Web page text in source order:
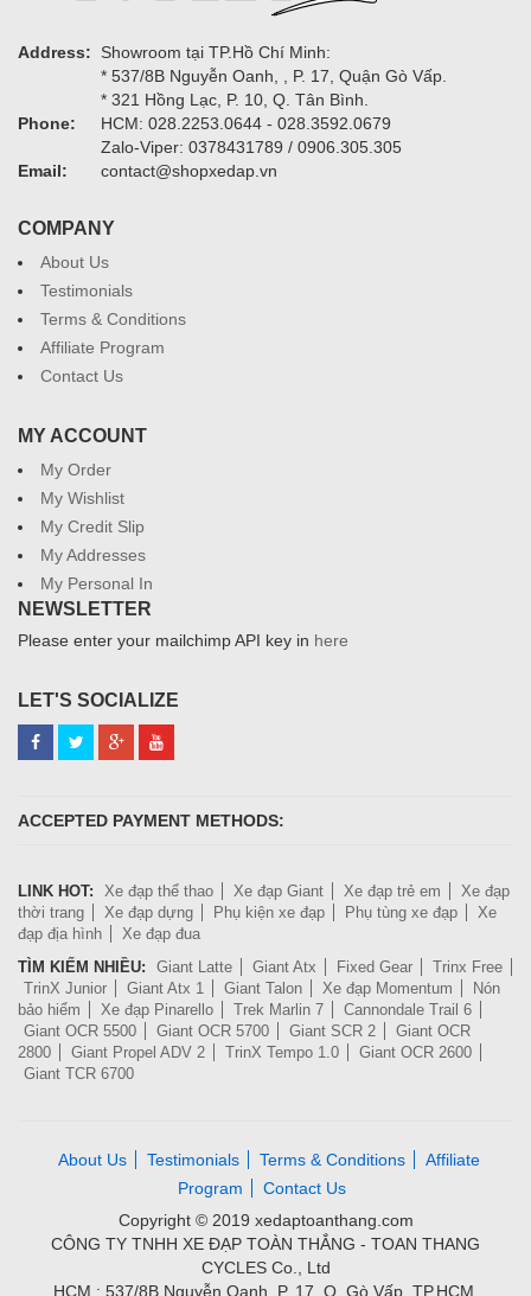
Address:
Showroom tại TP.Hồ Chí Minh:
* 537/8B Nguyễn Oanh, , P. 17, Quận Gò Vấp.
* 321 Hồng Lạc, P. 10, Q. Tân Bình.
Phone:
HCM: 028.2253.0644 - 028.3592.0679
Zalo-Viper: 0378431789 / 0906.305.305
Email:
contact@shopxedap.vn
COMPANY
About Us
Testimonials
Terms & Conditions
Affiliate Program
Contact Us
MY ACCOUNT
My Order
My Wishlist
My Credit Slip
My Addresses
My Personal In
NEWSLETTER
Please enter your mailchimp API key in here
LET'S SOCIALIZE
ACCEPTED PAYMENT METHODS:
LINK HOT: Xe đạp thể thao Xe đạp Giant Xe đạp trẻ em
Xe đạp
thời trang
Xe đạp dựng Phụ kiện xe đạp Phụ tùng xe đạp
Xe
đạp địa hình
Xe đạp đua
TÌM KIẾM NHIỀU:
Giant Latte Giant Atx Fixed Gear
Trinx Free
TrinX Junior
Giant Atx 1 Giant Talon Xe đạp Momentum
Nón
bảo hiểm
Xe đạp Pinarello Trek Marlin 7
Cannondale Trail 6
Giant OCR 5500
Giant OCR 5700 Giant SCR 2
Giant OCR
2800
Giant Propel ADV 2 TrinX Tempo 1.0
Giant OCR 2600
Giant TCR 6700
About Us Testimonials Terms & Conditions
Affiliate
Program
Contact Us
Copyright © 2019 xedaptoanthang.com
CÔNG TY TNHH XE ĐẠP TOÀN THẮNG - TOAN THANG
CYCLES Co., Ltd
HCM : 537/8B Nguyễn Oanh, P. 17, Q. Gò Vấp, TP.HCM.